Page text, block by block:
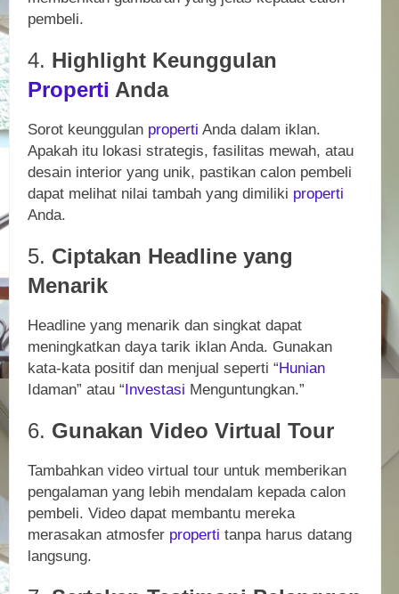
pembeli.
4. Highlight Keunggulan
Properti Anda
Sorot keunggulan properti Anda dalam iklan.
Apakah itu lokasi strategis, fasilitas mewah, atau
desain interior yang unik, pastikan calon pembeli
dapat melihat nilai tambah yang dimiliki properti
Anda.
5. Ciptakan Headline yang
Menarik
Headline yang menarik dan singkat dapat
meningkatkan daya tarik iklan Anda. Gunakan
kata-kata positif dan menjual seperti “ Hunian
Idaman” atau “ Investasi Menguntungkan.”
6. Gunakan Video Virtual Tour
Tambahkan video virtual tour untuk memberikan
pengalaman yang lebih mendalam kepada calon
pembeli. Video dapat membantu mereka
merasakan atmosfer properti tanpa harus datang
langsung.